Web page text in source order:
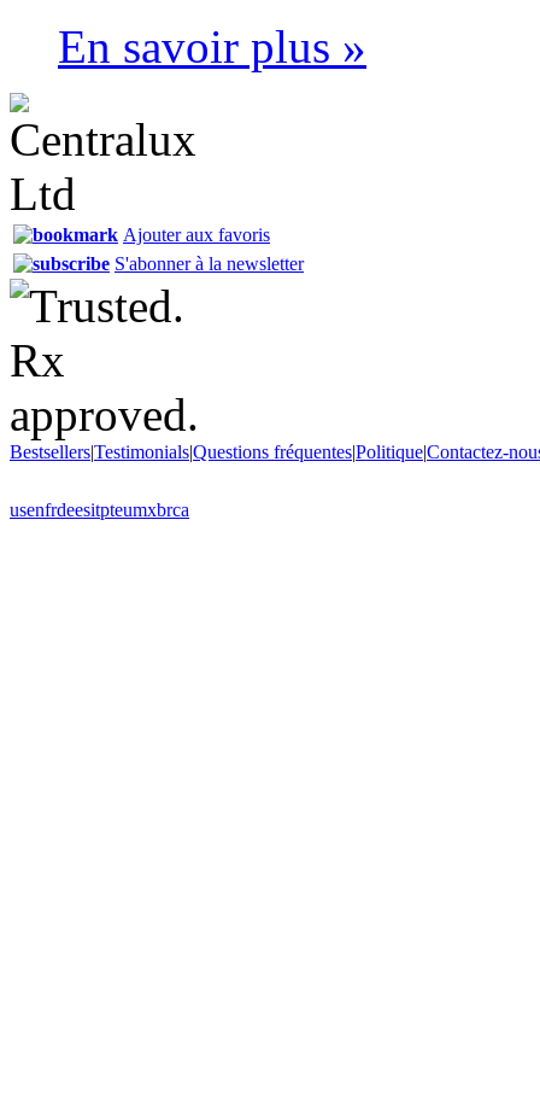
En savoir plus »
Ajouter aux favoris
S'abonner à la newsletter
Bestsellers|Testimonials|Questions fréquentes|Politique|Contactez-
usenfrdeesitpteumxbrca